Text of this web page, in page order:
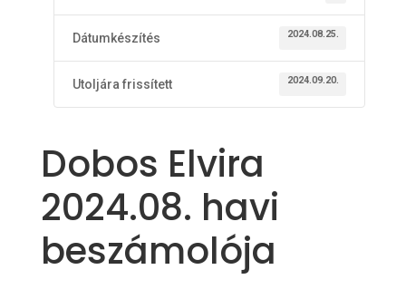
Dátumkészítés 2024.08.25.
Utoljára frissített 2024.09.20.
Dobos Elvira
2024.08. havi
beszámolója